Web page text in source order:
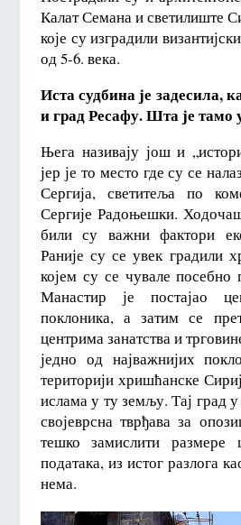
Калат Семана и светилиште
које су изградили
од 5-6. века.
Иста судбина је задесила,
и град Ресафу. Шта је тамо
Њега називају још и
јер је то место где су се
Сергија, светитеља по
Сергије Радоњешки.
били су важни фактори
Раније су се увек градили
којем су се чувале
Манастир је постајао
поклоника, а затим се
центрима занатства и
једно од најважнијих
територији хришћанске
ислама у ту земљу. Тај град
својеврсна тврђава за
тешко замислити размере
података, из истог разлога
нема.